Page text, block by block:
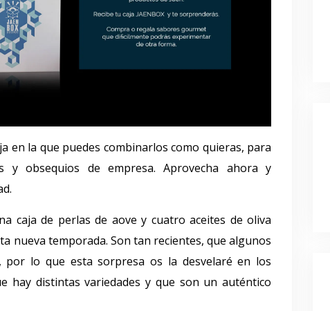
en la que puedes combinarlos como quieras, para
y obsequios de empresa. Aprovecha ahora y
caja de perlas de aove y cuatro aceites de oliva
nueva temporada. Son tan recientes, que algunos
lo que esta sorpresa os la desvelaré en los
hay distintas variedades y que son un auténtico